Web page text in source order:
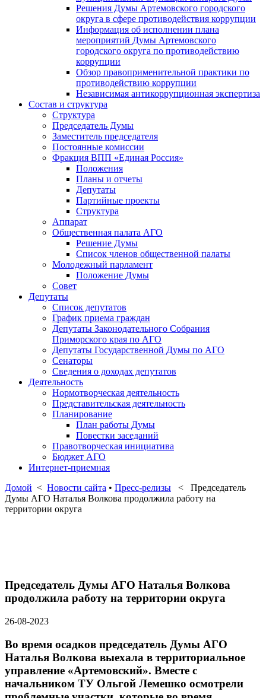
Решения Думы Артемовского городского
округа в сфере противодействия коррупции
Информация об исполнении плана
мероприятий Думы Артемовского
городского округа по противодействию
коррупции
Обзор правоприменительной практики по
противодействию коррупции
Независимая антикоррупционная экспертиза
Состав и структура
Структура
Председатель Думы
Заместитель председателя
Постоянные комиссии
Фракция ВПП «Единая Россия»
Положения
Планы и отчеты
Депутаты
Партийные проекты
Структура
Аппарат
Общественная палата АГО
Решение Думы
Список членов общественной палаты
Молодежный парламент
Положение Думы
Совет
Депутаты
Список депутатов
График приема граждан
Депутаты Законодательного Собрания
Приморского края по АГО
Депутаты Государственной Думы по АГО
Сенаторы
Сведения о доходах депутатов
Деятельность
Нормотворческая деятельность
Представительская деятельность
Планирование
План работы Думы
Повестки заседаний
Правотворческая инициатива
Бюджет АГО
Интернет-приемная
Домой < Новости сайта • Пресс-релизы < Председатель
Думы АГО Наталья Волкова продолжила работу на
территории округа
Председатель Думы АГО Наталья Волкова
продолжила работу на территории округа
26-08-2023
Во время осадков председатель Думы АГО
Наталья Волкова выехала в территориальное
управление «Артемовский». Вместе с
начальником ТУ Ольгой Лемешко осмотрели